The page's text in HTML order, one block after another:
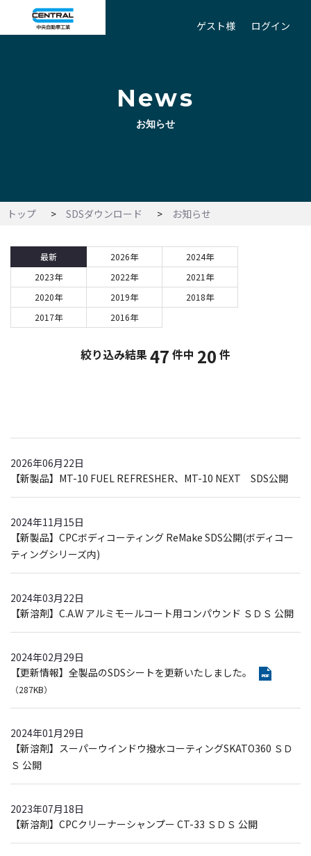
News
お知らせ
トップ SDSダウンロード お知らせ
ゲスト様 ログイン
最新 2026年
2024年
2023年
2022年
2021年
2020年
2019年
2018年
2017年
2016年
絞り込み結果47 件中 20 件
2026年06月22日
【新製品】MT-10 FUEL REFRESHER、MT-10 NEXT SDS公開
2024年11月15日
【新製品】CPCボディコーティング ReMake SDS公開(ボディコー
ティングシリーズ内)
2024年03月22日
【新溶剤】C.A.W アルミモールコート用コンパウンド ＳＤＳ 公開
2024年02月29日
【更新情報】全製品のSDSシートを更新いたしました。
（287KB）
2024年01月29日
【新溶剤】スーパーウインドウ撥水コーティングSKATO360 ＳＤ
Ｓ 公開
2023年07月18日
【新溶剤】CPCクリーナーシャンプー CT-33 ＳＤＳ 公開